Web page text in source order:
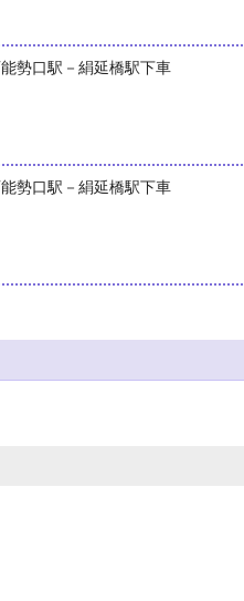
勢口駅－絹延橋駅下車
勢口駅－絹延橋駅下車